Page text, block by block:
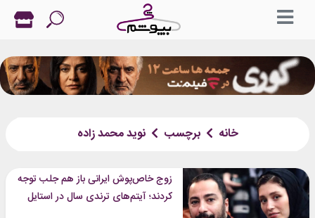
خانه برچسب نوید محمد زاده
زوج خاص‌پوش ایرانی باز هم جلب توجه
کردند؛ آیتم‌های ترندی سال در استایل